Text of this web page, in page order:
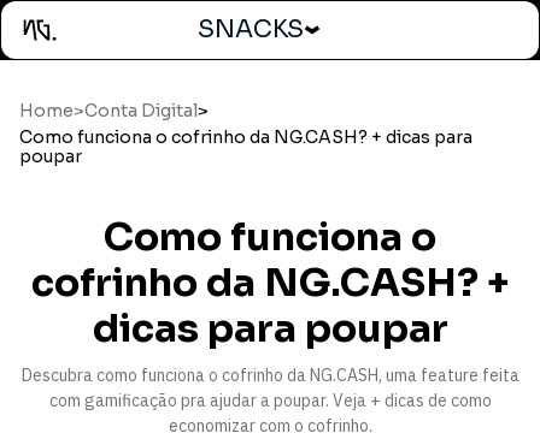
SNACKS
Home>Conta Digital>
Como funciona o cofrinho da NG.CASH? + dicas para
poupar
Como funciona o
cofrinho da NG.CASH? +
dicas para poupar
Descubra como funciona o cofrinho da NG.CASH, uma feature feita
com gamificação pra ajudar a poupar. Veja + dicas de como
economizar com o cofrinho.